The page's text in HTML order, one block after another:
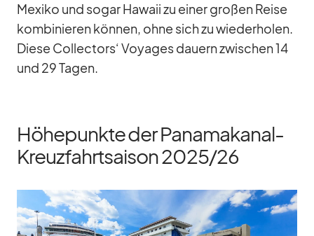
Me­xiko und so­gar Ha­waii zu ei­ner gro­ßen Reise
kom­bi­nie­ren kön­nen, ohne sich zu wie­der­ho­len.
Diese Coll­ec­tors‘ Voy­a­ges dau­ern zwi­schen 14
und 29 Ta­gen.
Höhepunkte der Panamakanal-
Kreuzfahrtsaison 2025/​26